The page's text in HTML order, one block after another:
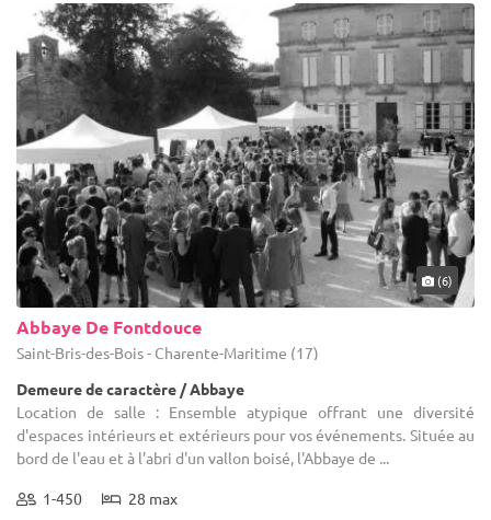
(6)
Abbaye De Fontdouce
Saint-Bris-des-Bois - Charente-Maritime (17)
Demeure de caractère / Abbaye
Location de salle : Ensemble atypique offrant une diversité
d'espaces intérieurs et extérieurs pour vos événements. Située au
bord de l'eau et à l'abri d'un vallon boisé, l'Abbaye de ...
1-450 28 max